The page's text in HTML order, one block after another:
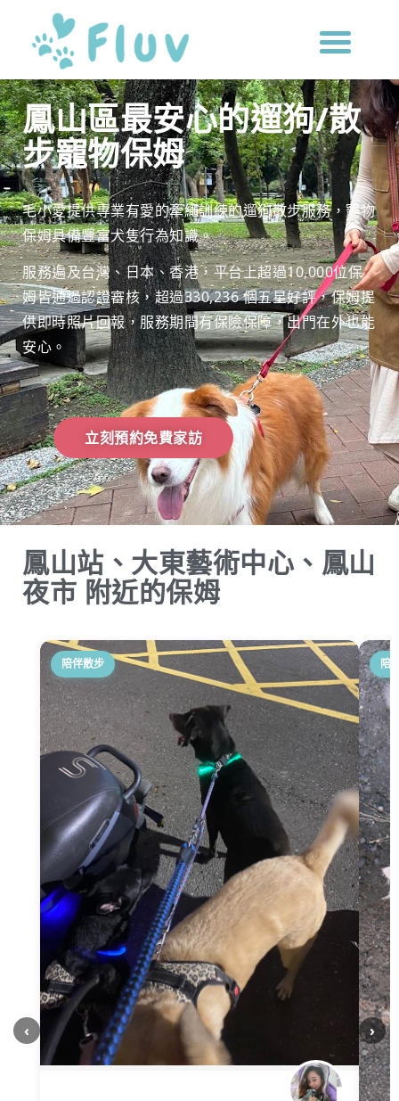
鳳山區最安心的遛狗/散
步寵物保姆
毛小愛提供專業有愛的牽繩訓練的遛狗散步服務，寵物
保姆具備豐富犬隻行為知識。
服務遍及台灣、日本、香港，平台上超過10,000位保
姆皆通過認證審核，超過330,236 個五星好評，保姆提
供即時照片回報，服務期間有保險保障，出門在外也能
安心。
立刻預約免費家訪
鳳山站、大東藝術中心、鳳山
夜市 附近的保姆
陪伴散步 陪
‹ ›